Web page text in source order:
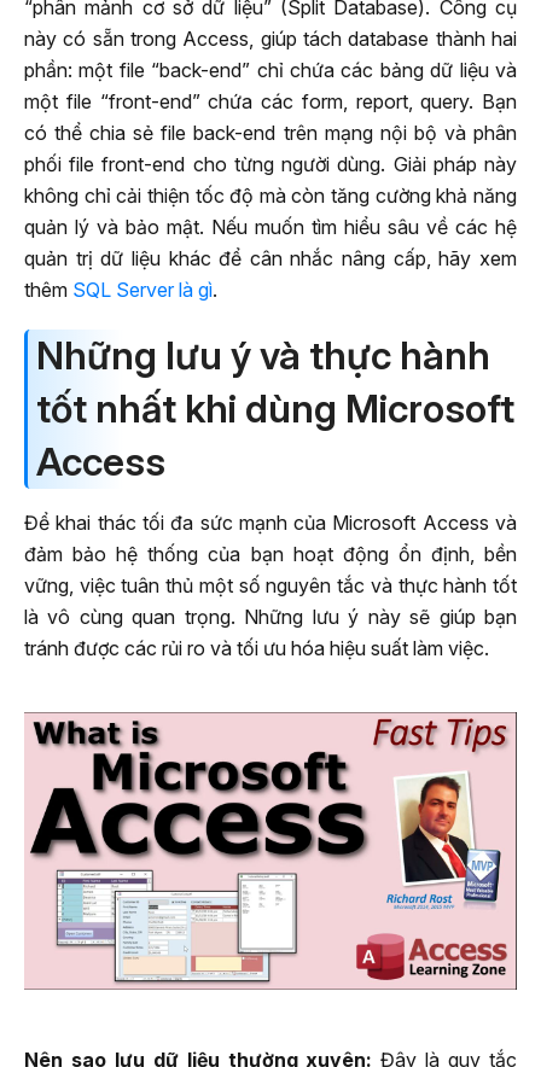
“phân mảnh cơ sở dữ liệu” (Split Database). Công cụ
này có sẵn trong Access, giúp tách database thành hai
phần: một file “back-end” chỉ chứa các bảng dữ liệu và
một file “front-end” chứa các form, report, query. Bạn
có thể chia sẻ file back-end trên mạng nội bộ và phân
phối file front-end cho từng người dùng. Giải pháp này
không chỉ cải thiện tốc độ mà còn tăng cường khả năng
quản lý và bảo mật. Nếu muốn tìm hiểu sâu về các hệ
quản trị dữ liệu khác để cân nhắc nâng cấp, hãy xem
thêm SQL Server là gì.
Những lưu ý và thực hành
tốt nhất khi dùng Microsoft
Access
Để khai thác tối đa sức mạnh của Microsoft Access và
đảm bảo hệ thống của bạn hoạt động ổn định, bền
vững, việc tuân thủ một số nguyên tắc và thực hành tốt
là vô cùng quan trọng. Những lưu ý này sẽ giúp bạn
tránh được các rủi ro và tối ưu hóa hiệu suất làm việc.
Nên sao lưu dữ liệu thường xuyên: Đây là quy tắc